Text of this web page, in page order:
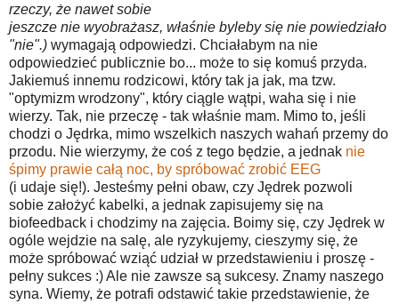
rzeczy, że nawet sobie
jeszcze nie wyobrażasz, właśnie byleby się nie powiedziało
"nie".) wymagają odpowiedzi. Chciałabym na nie
odpowiedzieć publicznie bo... może to się komuś przyda.
Jakiemuś innemu rodzicowi, który tak ja jak, ma tzw.
"optymizm wrodzony", który ciągle wątpi, waha się i nie
wierzy. Tak, nie przeczę - tak właśnie mam. Mimo to, jeśli
chodzi o Jędrka, mimo wszelkich naszych wahań przemy do
przodu. Nie wierzymy, że coś z tego będzie, a jednak nie
śpimy prawie całą noc, by spróbować zrobić EEG
(i udaje się!). Jesteśmy pełni obaw, czy Jędrek pozwoli
sobie założyć kabelki, a jednak zapisujemy się na
biofeedback i chodzimy na zajęcia. Boimy się, czy Jędrek w
ogóle wejdzie na salę, ale ryzykujemy, cieszymy się, że
może spróbować wziąć udział w przedstawieniu i proszę -
pełny sukces :) Ale nie zawsze są sukcesy. Znamy naszego
syna. Wiemy, że potrafi odstawić takie przedstawienie, że